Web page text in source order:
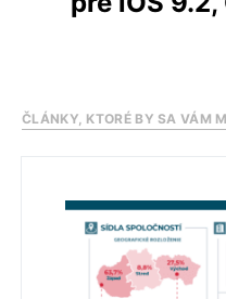
ČLÁNKY, KTORÉ BY SA VÁM